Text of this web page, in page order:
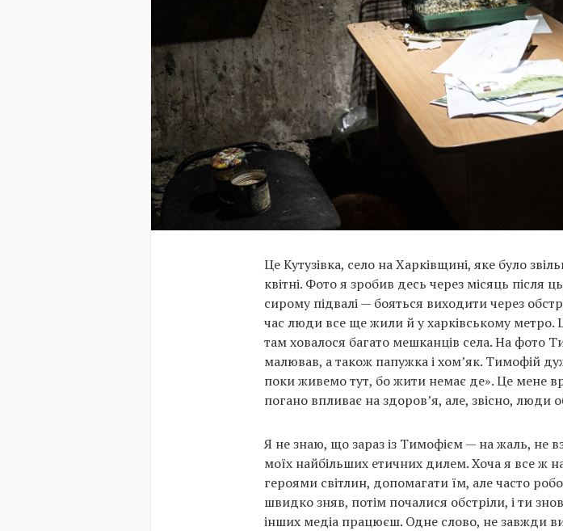
Це Кутузівка, село на Харківщині, яке було
квітні. Фото я зробив десь через місяць після
сирому підвалі — бояться виходити через
час люди все ще жили й у харківському метро.
там ховалося багато мешканців села. На фото
малював, а також папужка і хом’як. Тимофій
поки живемо тут, бо жити немає де». Це мене
погано впливає на здоров’я, але, звісно, люди
Я не знаю, що зараз із Тимофієм — на жаль, не
моїх найбільших етичних дилем. Хоча я все ж
героями світлин, допомагати їм, але часто
швидко зняв, потім почалися обстріли, і ти
інших медіа працюєш. Одне слово, не завжди